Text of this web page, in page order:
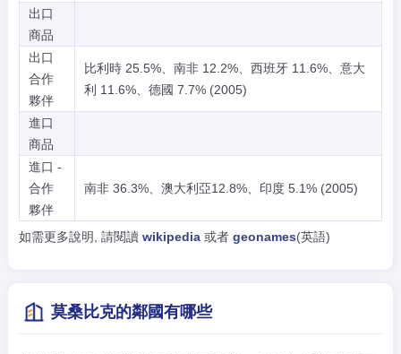
出口
商品
出口
合作
夥伴
比利時 25.5%、南非 12.2%、西班牙 11.6%、意大
利 11.6%、德國 7.7% (2005)
進口
商品
進口 -
合作
夥伴
南非 36.3%、澳大利亞12.8%、印度 5.1% (2005)
如需更多說明, 請閱讀 wikipedia或者 geonames(英語)
莫桑比克的鄰國有哪些